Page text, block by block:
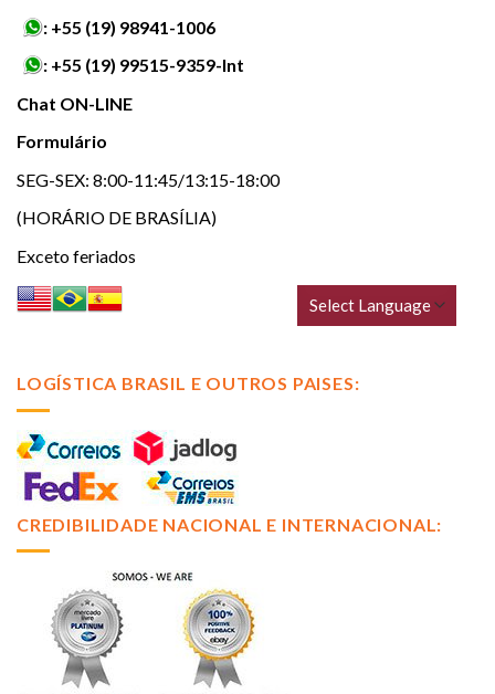
: +55 (19) 98941-1006
: +55 (19) 99515-9359-Int
Chat ON-LINE
Formulário
SEG-SEX: 8:00-11:45/13:15-18:00
(HORÁRIO DE BRASÍLIA)
Exceto feriados
LOGÍSTICA BRASIL E OUTROS PAISES:
CREDIBILIDADE NACIONAL E INTERNACIONAL: